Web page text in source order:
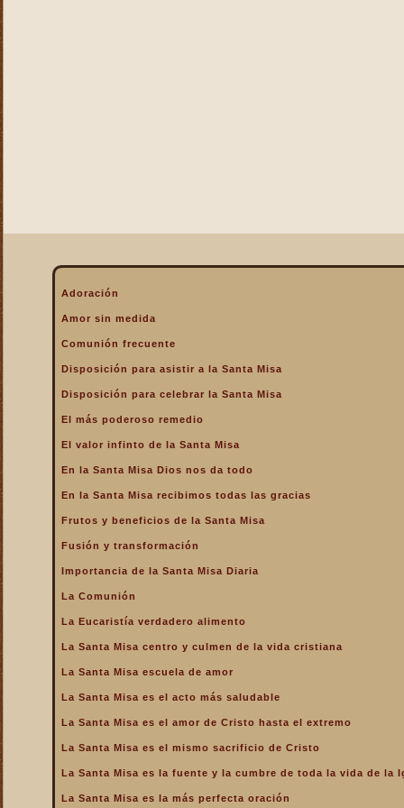
Encarnación
La Eucaristía y la Pasión
La Santa Misa a la hora de
La Santa Misa alcanza el
mayor mérito
La Santa Misa aumenta la
gloria a todos los santos
culmen de la vida cristiana
La Santa Misa centro y raíz
más saludable
La Santa Misa es el amor
compendio de todo lo
bueno que hay en la Iglesia
La Santa Misa es el mismo
y la cumbre de toda la vida
Adoración
Amor sin medida
Comunión frecuente
Disposición para asistir a la Santa Misa
Disposición para celebrar la Santa Misa
El más poderoso remedio
El valor infinto de la Santa Misa
En la Santa Misa Dios nos da todo
En la Santa Misa recibimos todas las gracias
Frutos y beneficios de la Santa Misa
Fusión y transformación
Importancia de la Santa Misa Diaria
La Comunión
La Eucaristía verdadero alimento
La Santa Misa centro y culmen de la vida cristiana
La Santa Misa escuela de amor
La Santa Misa es el acto más saludable
La Santa Misa es el amor de Cristo hasta el extremo
La Santa Misa es el mismo sacrificio de Cristo
La Santa Misa es la fuente y la cumbre de toda la vida de la
La Santa Misa es la más perfecta oración